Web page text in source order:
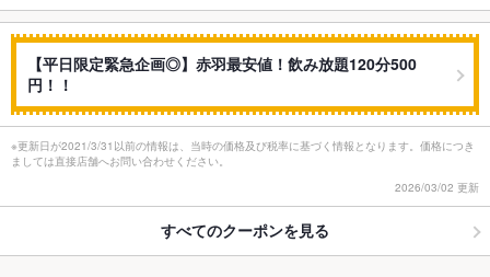
【平日限定緊急企画◎】赤羽最安値！飲み放題120分500
円！！
※更新日が2021/3/31以前の情報は、当時の価格及び税率に基づく情報となります。価格につき
ましては直接店舗へお問い合わせください。
2026/03/02 更新
すべてのクーポンを見る